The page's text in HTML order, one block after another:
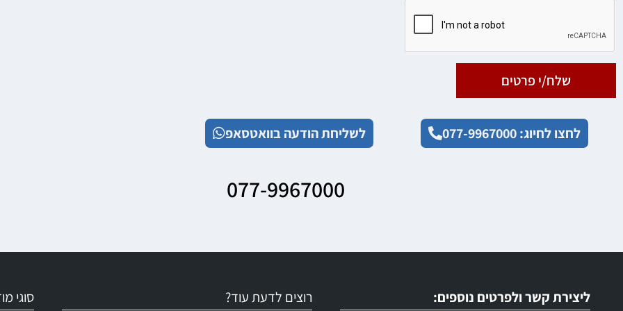
שלח/י פרטים
לחצו לחיוג: 077-9967000 לשליחת הודעה בוואטסאפ
077-9967000
ליצירת קשר ולפרטים נוספים: רוצים לדעת עוד? סוגי